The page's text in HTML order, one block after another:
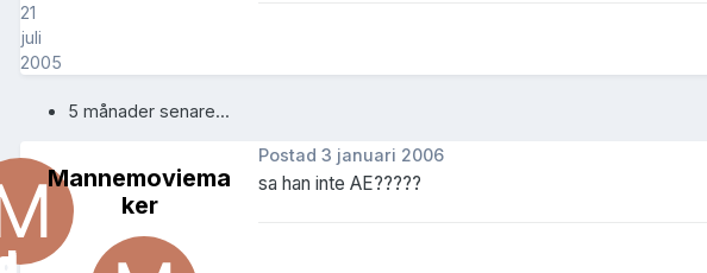
21
juli
2005
5 månader senare...
Mannemoviema
ker
Postad 3 januari 2006
sa han inte AE?????